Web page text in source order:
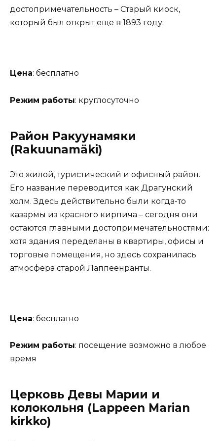
достопримечательность – Старый киоск,
который был открыт еще в 1893 году.
Цена: бесплатно
Режим работы: круглосуточно
Район Ракуунамяки
(Rakuunamäki)
Это жилой, туристический и офисный район.
Его название переводится как Драгунский
холм. Здесь действительно были когда-то
казармы из красного кирпича – сегодня они
остаются главными достопримечательностями:
хотя здания переделаны в квартиры, офисы и
торговые помещения, но здесь сохранилась
атмосфера старой Лаппеенранты.
Цена: бесплатно
Режим работы: посещение возможно в любое
время
Церковь Девы Марии и
колокольня (Lappeen Marian
kirkko)